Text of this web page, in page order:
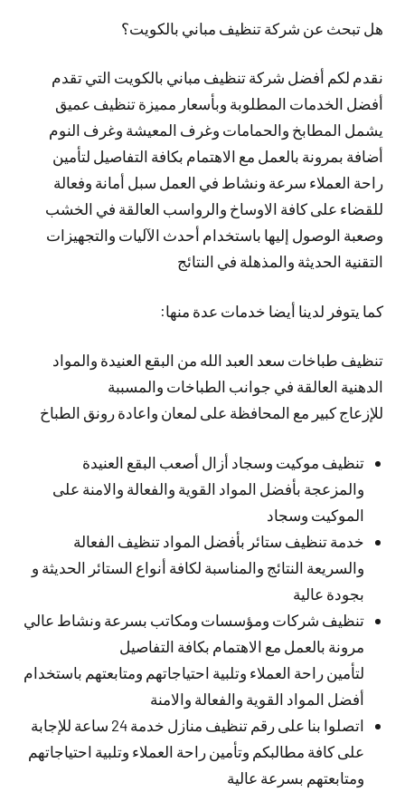
هل تبحث عن شركة تنظيف مباني بالكويت؟
نقدم لكم أفضل شركة تنظيف مباني بالكويت التي تقدم
أفضل الخدمات المطلوبة وبأسعار مميزة تنظيف عميق
يشمل المطابخ والحمامات وغرف المعيشة وغرف النوم
أضافة بمرونة بالعمل مع الاهتمام بكافة التفاصيل لتأمين
راحة العملاء سرعة ونشاط في العمل سبل أمانة وفعالة
للقضاء على كافة الاوساخ والرواسب العالقة في الخشب
وصعبة الوصول إليها باستخدام أحدث الآليات والتجهيزات
التقنية الحديثة والمذهلة في النتائج
كما يتوفر لدينا أيضا خدمات عدة منها:
تنظيف طباخات سعد العبد الله من البقع العنيدة والمواد
الدهنية العالقة في جوانب الطباخات والمسببة
للإزعاج كبير مع المحافظة على لمعان واعادة رونق الطباخ
تنظيف موكيت وسجاد أزال أصعب البقع العنيدة
والمزعجة بأفضل المواد القوية والفعالة والامنة على
الموكيت وسجاد
خدمة تنظيف ستائر بأفضل المواد تنظيف الفعالة
والسريعة النتائج والمناسبة لكافة أنواع الستائر الحديثة و
بجودة عالية
تنظيف شركات ومؤسسات ومكاتب بسرعة ونشاط عالي
مرونة بالعمل مع الاهتمام بكافة التفاصيل
لتأمين راحة العملاء وتلبية احتياجاتهم ومتابعتهم باستخدام
أفضل المواد القوية والفعالة والامنة
اتصلوا بنا على رقم تنظيف منازل خدمة 24 ساعة للإجابة
على كافة مطالبكم وتأمين راحة العملاء وتلبية احتياجاتهم
ومتابعتهم بسرعة عالية